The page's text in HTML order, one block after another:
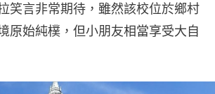
笑言非常期待，雖然該校位於鄉村
原始純樸，但小朋友相當享受大自